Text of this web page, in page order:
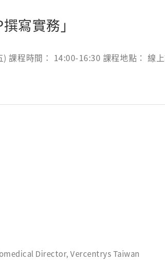
寫實務」
課程時間： 14:00-16:30 課程地點： 線
Director, Vercentrys Taiwan